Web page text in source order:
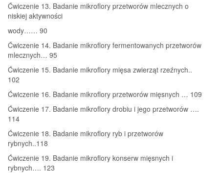
Ćwiczenie 13. Badanie mikroflory przetworów mlecznych o
niskiej aktywności
wody…… 90
Ćwiczenie 14. Badanie mikroflory fermentowanych przetworów
mlecznych… 95
Ćwiczenie 15. Badanie mikroflory mięsa zwierząt rzeźnych..
102
Ćwiczenie 16. Badanie mikroflory przetworów mięsnych … 109
Ćwiczenie 17. Badanie mikroflory drobiu i jego przetworów ….
114
Ćwiczenie 18. Badanie mikroflory ryb i przetworów
rybnych..118
Ćwiczenie 19. Badanie mikroflory konserw mięsnych i
rybnych…. 123